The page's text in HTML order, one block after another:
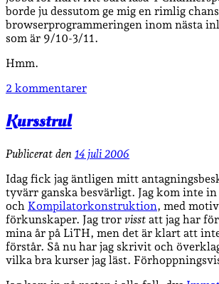
borde ju dessutom ge mig en rimlig
browserprogrammeringen inom nästa
som är 9/10-3/11.
Hmm.
2 kommentarer
Kursstrul
Publicerat den 14 juli 2006
Idag fick jag äntligen mitt
tyvärr ganska besvärligt. Jag kom inte in
och Kompilatorkonstruktion, med
förkunskaper. Jag tror visst att jag har
mina år på LiTH, men det är klart att
förstår. Så nu har jag skrivit och
vilka bra kurser jag läst.